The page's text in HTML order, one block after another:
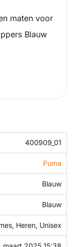
maten voor
Blauw
400909_01
Puma
Blauw
Blauw
Heren, Unisex